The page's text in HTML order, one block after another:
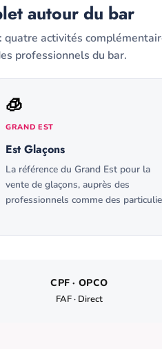
autour du bar
quatre activités
professionnels du bar.
🧊
GRAND EST
Est Glaçons
La référence du Grand Est pour la
vente de glaçons, auprès des
professionnels comme des
CPF · OPCO
FAF · Direct